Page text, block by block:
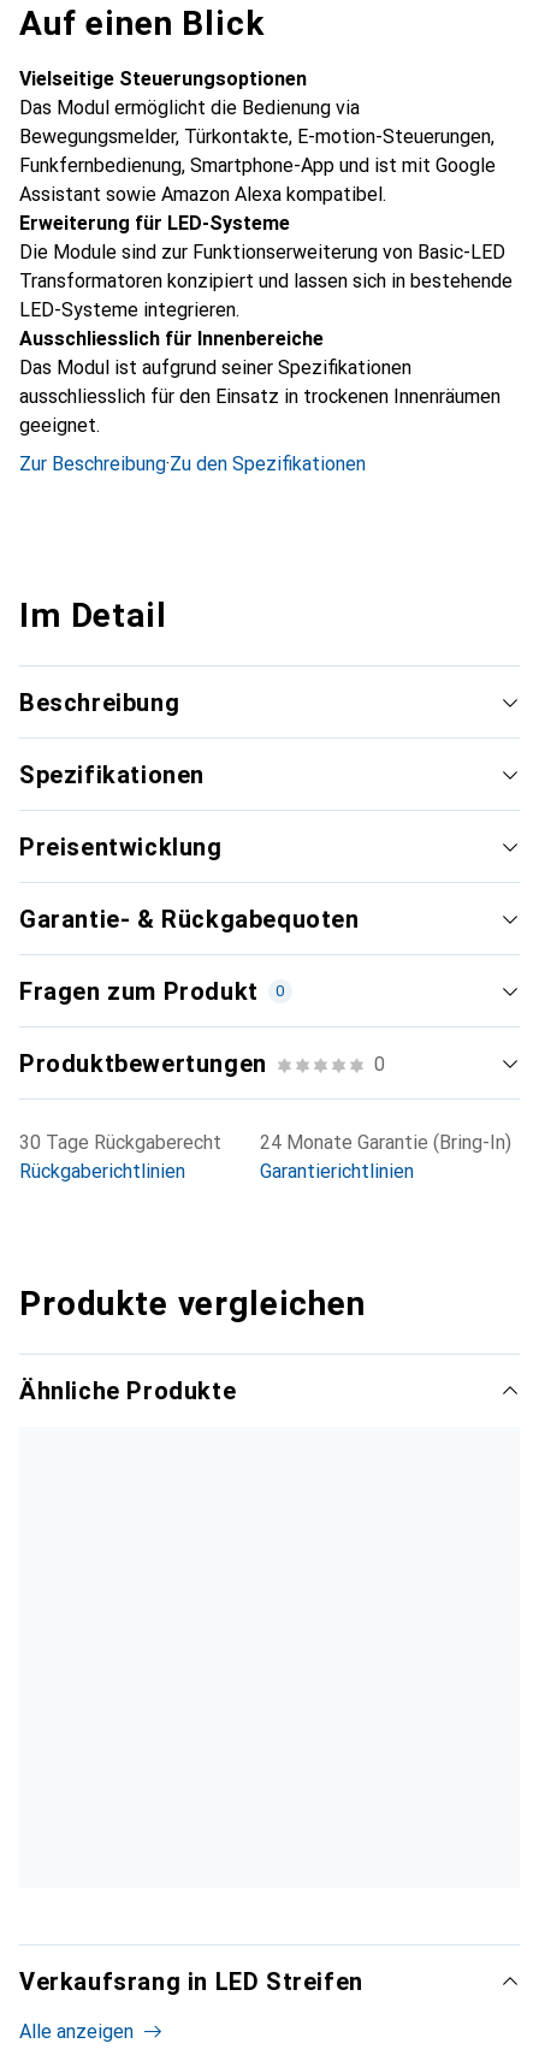
Auf einen Blick
Vielseitige Steuerungsoptionen
Das Modul ermöglicht die Bedienung via
Bewegungsmelder, Türkontakte, E-motion-Steuerungen,
Funkfernbedienung, Smartphone-App und ist mit Google
Assistant sowie Amazon Alexa kompatibel.
Erweiterung für LED-Systeme
Die Module sind zur Funktionserweiterung von Basic-LED
Transformatoren konzipiert und lassen sich in bestehende
LED-Systeme integrieren.
Ausschliesslich für Innenbereiche
Das Modul ist aufgrund seiner Spezifikationen
ausschliesslich für den Einsatz in trockenen Innenräumen
geeignet.
Zur Beschreibung·Zu den Spezifikationen
Im Detail
Beschreibung
Spezifikationen
Preisentwicklung
Garantie- & Rückgabequoten
Fragen zum Produkt 0
Produktbewertungen 0
30 Tage Rückgaberecht
Rückgaberichtlinien
24 Monate Garantie (Bring-In)
Garantierichtlinien
Produkte vergleichen
Ähnliche Produkte
Verkaufsrang in LED Streifen
Alle anzeigen